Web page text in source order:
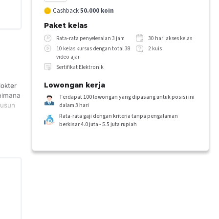
Cashback50.000 koin
Paket kelas
Rata-rata penyelesaian 3 jam
30 hari akses kelas
10 kelas kursus dengan total 38
video ajar
2 kuis
Sertifikat Elektronik
Lowongan kerja
Terdapat 100 lowongan yang dipasang untuk posisi ini
dalam 3 hari
Rata-rata gaji dengan kriteria tanpa pengalaman
berkisar 4.0 juta - 5.5 juta rupiah